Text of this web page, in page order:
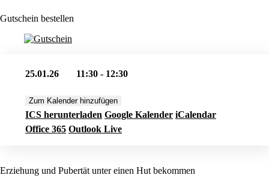
Gutschein bestellen
25.01.26 11:30 - 12:30
Zum Kalender hinzufügen
ICS herunterladen Google Kalender iCalendar
Office 365 Outlook Live
Erziehung und Pubertät unter einen Hut bekommen